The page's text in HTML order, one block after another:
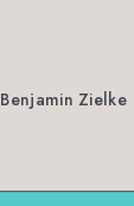
Benjamin Zielke